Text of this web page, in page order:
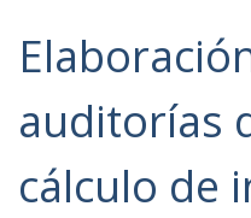
auditorías
cálculo de